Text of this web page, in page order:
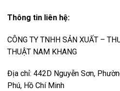
Thông tin liên hệ:
CÔNG TY TNHH SẢN XUẤT –
THUẬT NAM KHANG
Địa chỉ: 442D Nguyễn Sơn,
Phú, Hồ Chí Minh